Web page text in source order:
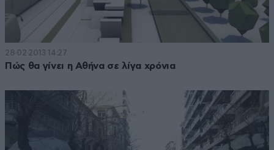
28·02·2013 14:27
Πώς θα γίνει η Αθήνα σε λίγα χρόνια